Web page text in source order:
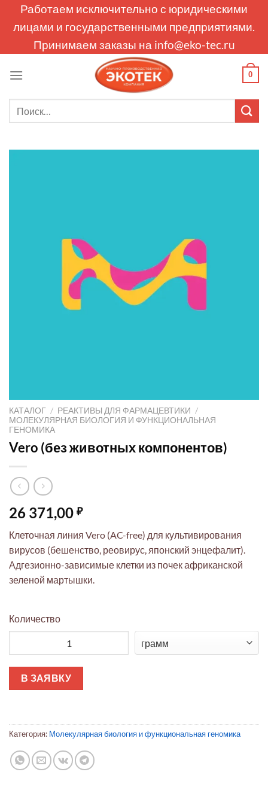
Работаем исключительно с юридическими
лицами и государственными предприятиями.
Принимаем заказы на info@eko-tec.ru
0
КАТАЛОГ / РЕАКТИВЫ ДЛЯ ФАРМАЦЕВТИКИ /
МОЛЕКУЛЯРНАЯ БИОЛОГИЯ И ФУНКЦИОНАЛЬНАЯ
ГЕНОМИКА
Vero (без животных компонентов)
26 371,00 ₽
Клеточная линия Vero (AC-free) для культивирования
вирусов (бешенство, реовирус, японский энцефалит).
Адгезионно-зависимые клетки из почек африканской
зеленой мартышки.
Количество
В ЗАЯВКУ
Категория: Молекулярная биология и функциональная геномика